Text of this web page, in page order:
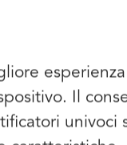
Il
che Trip-